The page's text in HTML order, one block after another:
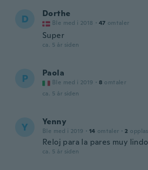
D Dorthe
Ble med i 2018 · 47 omtaler
Super
ca. 5 år siden
P Paola
Ble med i 2019 · 8 omtaler
ca. 5 år siden
Y Yenny
Ble med i 2019 · 14 omtaler · 2
Reloj para la pares muy lindo
ca. 5 år siden